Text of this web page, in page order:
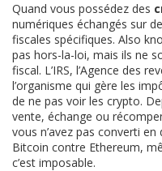
Quand vous possédez des
numériques échangés sur
fiscales spécifiques. Also
pas hors-la-loi, mais ils ne
fiscal. L’IRS, l’Agence des
l’organisme qui gère les
de ne pas voir les crypto.
vente, échange ou
vous n’avez pas converti
Bitcoin contre Ethereum,
c’est imposable.